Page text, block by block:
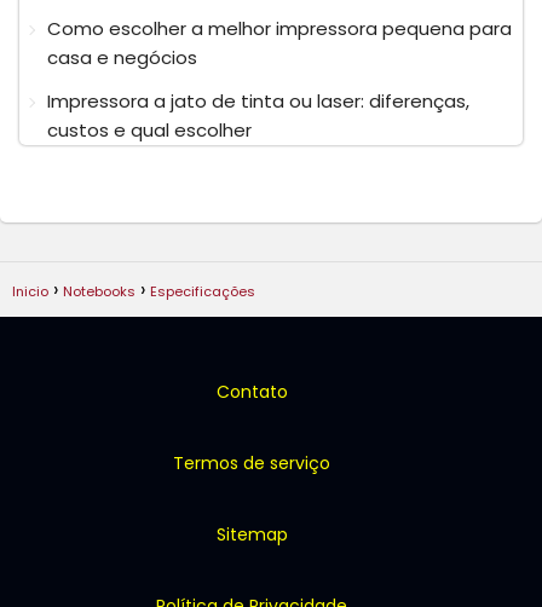
Como escolher a melhor impressora pequena para
casa e negócios
Impressora a jato de tinta ou laser: diferenças,
custos e qual escolher
Inicio Notebooks Especificações
Contato
Termos de serviço
Sitemap